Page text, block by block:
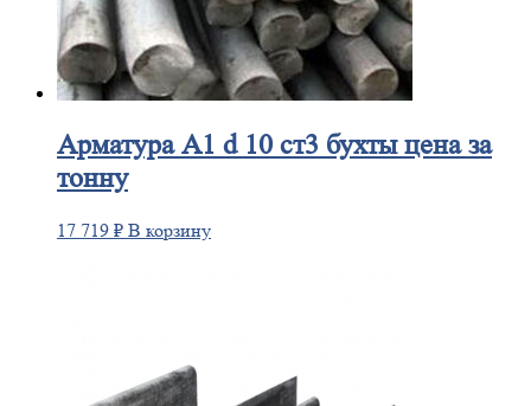
АрматураА1 d 10 ст3 бухты цена за
тонну
17 719 ₽ В корзину